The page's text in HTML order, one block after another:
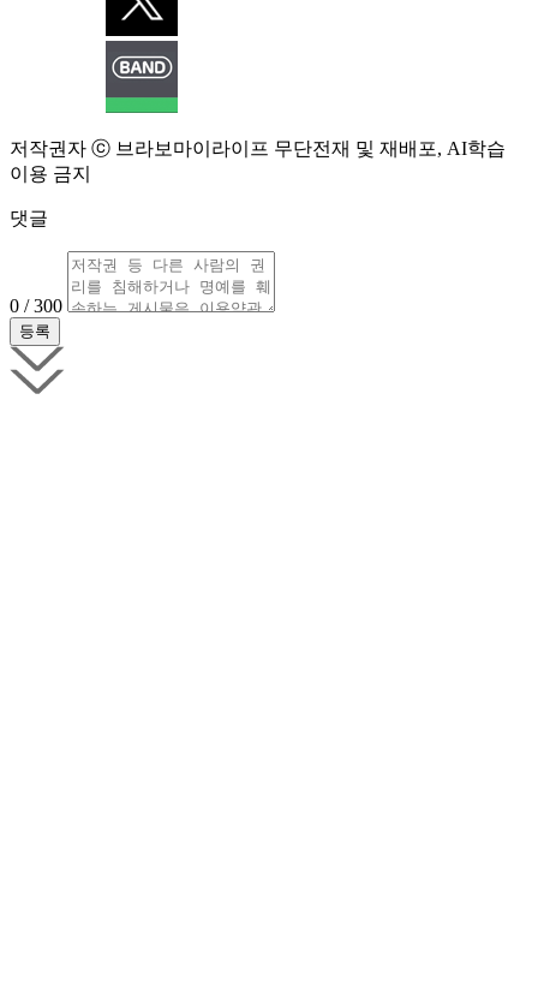
저작권자 ⓒ 브라보마이라이프 무단전재 및 재배포, AI학습
이용 금지
댓글
0 / 300